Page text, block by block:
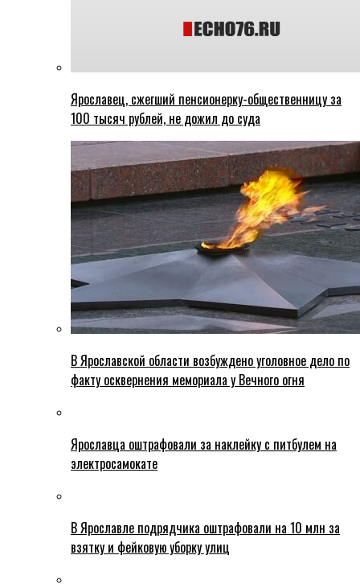
Ярославец, сжегший пенсионерку-общественницу за
100 тысяч рублей, не дожил до суда
В Ярославской области возбуждено уголовное дело по
факту осквернения мемориала у Вечного огня
Ярославца оштрафовали за наклейку с питбулем на
электросамокате
В Ярославле подрядчика оштрафовали на 10 млн за
взятку и фейковую уборку улиц